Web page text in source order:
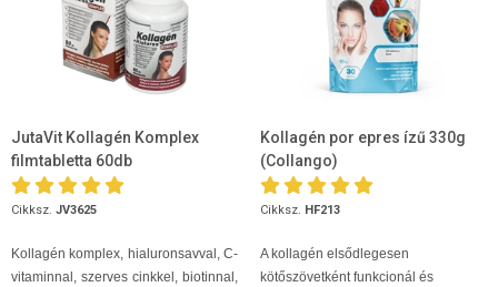
JutaVit Kollagén Komplex
filmtabletta 60db
Cikksz. JV3625
Kollagén komplex, hialuronsavval, C-
vitaminnal, szerves cinkkel, biotinnal,
Kollagén por epres ízű 330g
(Collango)
Cikksz. HF213
A kollagén elsődlegesen
kötőszövetként funkcionál és